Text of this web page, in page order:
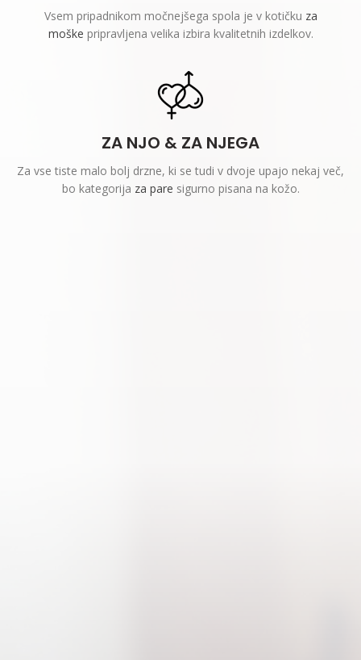
Vsem pripadnikom močnejšega spola je v kotičku za
moške pripravljena velika izbira kvalitetnih izdelkov.
ZA NJO & ZA NJEGA
Za vse tiste malo bolj drzne, ki se tudi v dvoje upajo nekaj več,
bo kategorija za pare sigurno pisana na kožo.